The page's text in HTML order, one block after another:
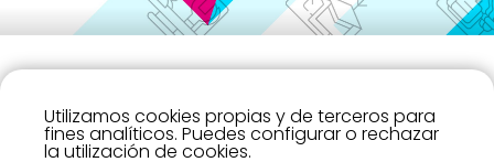
La recuperación del empleo es una de las prioridades
que se ha marcado el Cabildo de Tenerife para paliar
Utilizamos cookies propias y de terceros para
fines analíticos. Puedes configurar o rechazar
la utilización de cookies.